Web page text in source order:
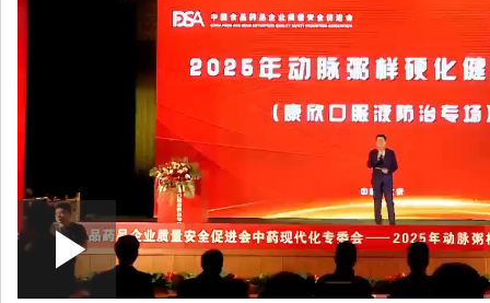
Play
Loaded:
0:00/--:--